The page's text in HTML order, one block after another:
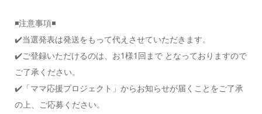
◾️注意事項◾️
✔️当選発表は発送をもって代えさせていただきます。
✔️ご登録いただけるのは、お1様1回まで となっておりますので
ご了承ください。
✔️「ママ応援プロジェクト」からお知らせが届くことをご了承
の上、ご応募ください。